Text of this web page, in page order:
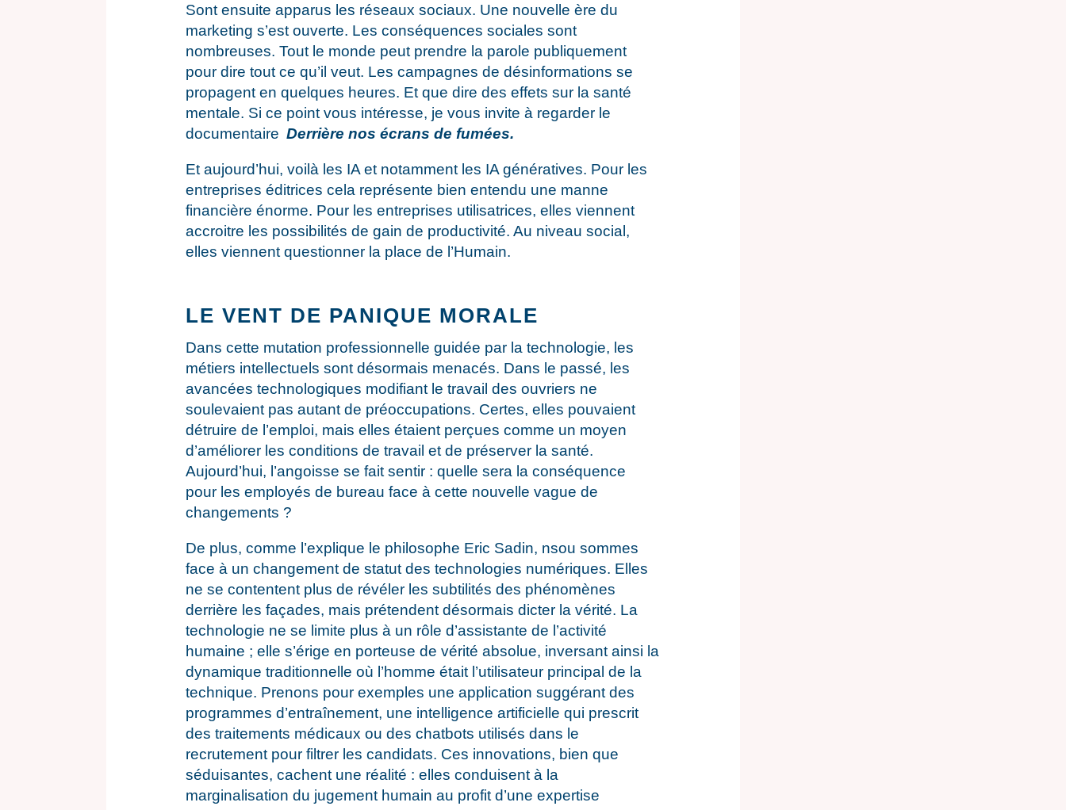
Sont ensuite apparus les réseaux sociaux. Une nouvelle ère du
marketing s’est ouverte. Les conséquences sociales sont
nombreuses. Tout le monde peut prendre la parole publiquement
pour dire tout ce qu’il veut. Les campagnes de désinformations se
propagent en quelques heures. Et que dire des effets sur la santé
mentale. Si ce point vous intéresse, je vous invite à regarder le
documentaire Derrière nos écrans de fumées.
Et aujourd’hui, voilà les IA et notamment les IA génératives. Pour les
entreprises éditrices cela représente bien entendu une manne
financière énorme. Pour les entreprises utilisatrices, elles viennent
accroitre les possibilités de gain de productivité. Au niveau social,
elles viennent questionner la place de l’Humain.
LE VENT DE PANIQUE MORALE
Dans cette mutation professionnelle guidée par la technologie, les
métiers intellectuels sont désormais menacés. Dans le passé, les
avancées technologiques modifiant le travail des ouvriers ne
soulevaient pas autant de préoccupations. Certes, elles pouvaient
détruire de l’emploi, mais elles étaient perçues comme un moyen
d’améliorer les conditions de travail et de préserver la santé.
Aujourd’hui, l’angoisse se fait sentir : quelle sera la conséquence
pour les employés de bureau face à cette nouvelle vague de
changements ?
De plus, comme l’explique le philosophe Eric Sadin, nsou sommes
face à un changement de statut des technologies numériques. Elles
ne se contentent plus de révéler les subtilités des phénomènes
derrière les façades, mais prétendent désormais dicter la vérité. La
technologie ne se limite plus à un rôle d’assistante de l’activité
humaine ; elle s’érige en porteuse de vérité absolue, inversant ainsi la
dynamique traditionnelle où l’homme était l’utilisateur principal de la
technique. Prenons pour exemples une application suggérant des
programmes d’entraînement, une intelligence artificielle qui prescrit
des traitements médicaux ou des chatbots utilisés dans le
recrutement pour filtrer les candidats. Ces innovations, bien que
séduisantes, cachent une réalité : elles conduisent à la
marginalisation du jugement humain au profit d’une expertise